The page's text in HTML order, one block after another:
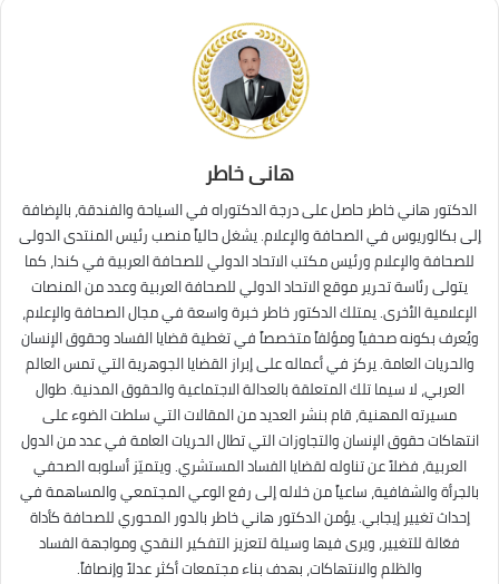
هانى خاطر
الدكتور هاني خاطر حاصل على درجة الدكتوراه في السياحة والفندقة، بالإضافة
إلى بكالوريوس في الصحافة والإعلام. يشغل حالياً منصب رئيس المنتدى الدولى
للصحافة والإعلام ورئيس مكتب الاتحاد الدولي للصحافة العربية في كندا، كما
يتولى رئاسة تحرير موقع الاتحاد الدولي للصحافة العربية وعدد من المنصات
الإعلامية الأخرى. يمتلك الدكتور خاطر خبرة واسعة في مجال الصحافة والإعلام،
ويُعرف بكونه صحفياً ومؤلفاً متخصصاً في تغطية قضايا الفساد وحقوق الإنسان
والحريات العامة. يركز في أعماله على إبراز القضايا الجوهرية التي تمس العالم
العربي، لا سيما تلك المتعلقة بالعدالة الاجتماعية والحقوق المدنية. طوال
مسيرته المهنية، قام بنشر العديد من المقالات التي سلطت الضوء على
انتهاكات حقوق الإنسان والتجاوزات التي تطال الحريات العامة في عدد من الدول
العربية، فضلاً عن تناوله لقضايا الفساد المستشري. ويتميّز أسلوبه الصحفي
بالجرأة والشفافية، ساعياً من خلاله إلى رفع الوعي المجتمعي والمساهمة في
إحداث تغيير إيجابي. يؤمن الدكتور هاني خاطر بالدور المحوري للصحافة كأداة
فعّالة للتغيير، ويرى فيها وسيلة لتعزيز التفكير النقدي ومواجهة الفساد
والظلم والانتهاكات، بهدف بناء مجتمعات أكثر عدلاً وإنصافاً.